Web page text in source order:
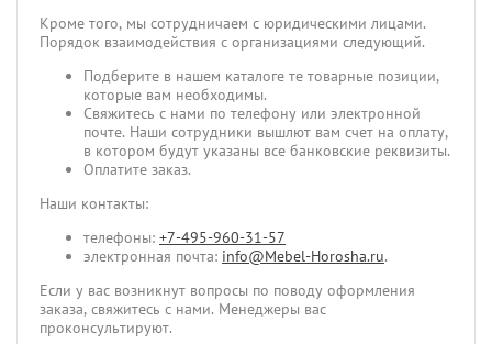
Кроме того, мы сотрудничаем с юридическими лицами.
Порядок взаимодействия с организациями следующий.
Подберите в нашем каталоге те товарные позиции,
которые вам необходимы.
Свяжитесь с нами по телефону или электронной
почте. Наши сотрудники вышлют вам счет на оплату,
в котором будут указаны все банковские реквизиты.
Оплатите заказ.
Наши контакты:
телефоны: +7-495-960-31-57
электронная почта: info@Mebel-Horosha.ru.
Если у вас возникнут вопросы по поводу оформления
заказа, свяжитесь с нами. Менеджеры вас
проконсультируют.